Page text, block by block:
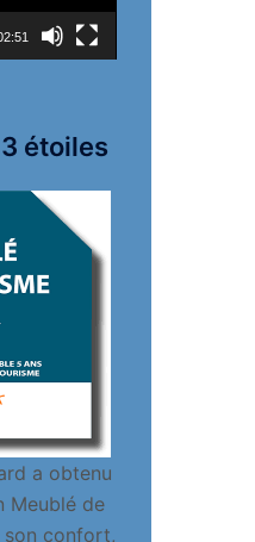
étoiles
a obtenu
Meublé de
son confort,